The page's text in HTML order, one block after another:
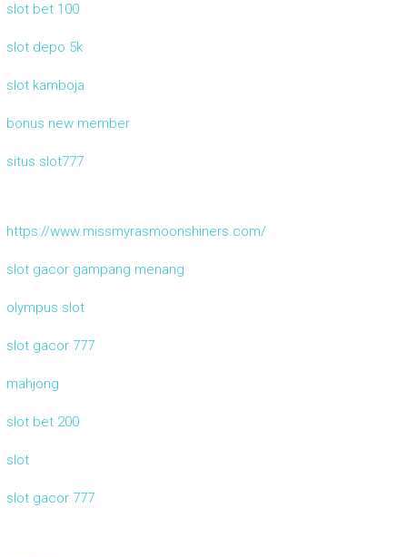
slot bet 100
slot depo 5k
slot kamboja
bonus new member
situs slot777
https://www.missmyrasmoonshiners.com/
slot gacor gampang menang
olympus slot
slot gacor 777
mahjong
slot bet 200
slot
slot gacor 777